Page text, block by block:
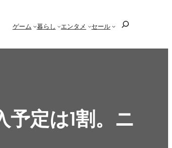
ゲーム 暮らし エンタメ セール
定は1割。ニ